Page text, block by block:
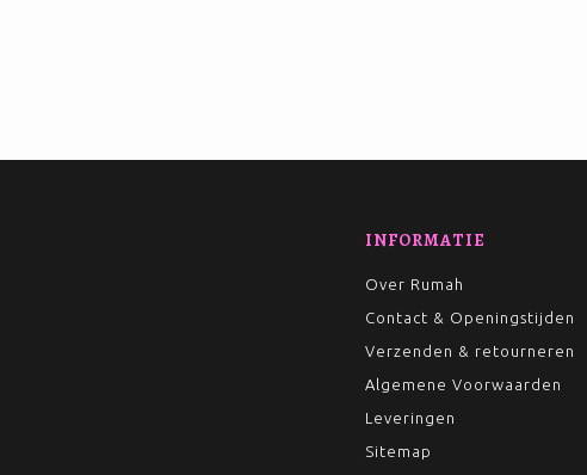
INFORMATIE
Over Rumah
Contact & Openingstijden
Verzenden & retourneren
Algemene Voorwaarden
Leveringen
Sitemap